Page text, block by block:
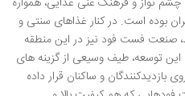
بوده است. در کنار غذاهای سنتی و
صنعت فست فود نیز در این منطقه
توسعه، طیف وسیعی از گزینه های
و ساکنان قرار داده